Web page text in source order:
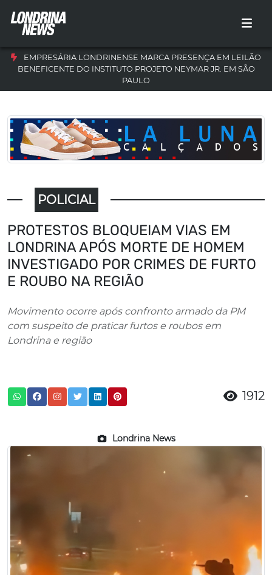
EMPRESÁRIA LONDRINENSE MARCA PRESENÇA EM LEILÃO
BENEFICENTE DO INSTITUTO PROJETO NEYMAR JR. EM SÃO
PAULO
POLICIAL
PROTESTOS BLOQUEIAM VIAS EM
LONDRINA APÓS MORTE DE HOMEM
INVESTIGADO POR CRIMES DE FURTO
E ROUBO NA REGIÃO
Movimento ocorre após confronto armado da PM
com suspeito de praticar furtos e roubos em
Londrina e região
1912
Londrina News